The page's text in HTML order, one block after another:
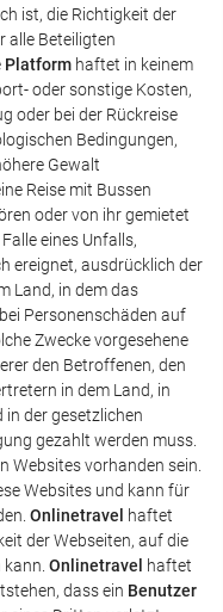
ist, die Richtigkeit der
alle Beteiligten
Platform haftet in keinem
oder sonstige Kosten,
oder bei der Rückreise
Bedingungen,
Gewalt
Reise mit Bussen
oder von ihr gemietet
eines Unfalls,
ereignet, ausdrücklich der
Land, in dem das
Personenschäden auf
Zwecke vorgesehene
den Betroffenen, den
in dem Land, in
in der gesetzlichen
gezahlt werden muss.
Websites vorhanden sein.
Websites und kann für
Onlinetravel
haftet
der Webseiten, auf die
Onlinetravel
haftet
dass ein Benutzer